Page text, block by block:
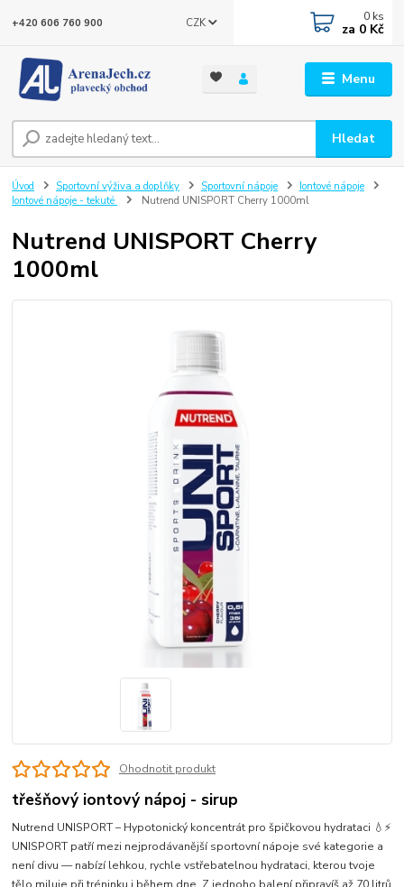
Menu
CZK
Hledat
+420 606 760 900 0 ks
za 0 Kč
Úvod Sportovní výživa a doplňky Sportovní nápoje
Iontové nápoje
Iontové nápoje - tekuté
Nutrend UNISPORT Cherry 1000ml
Nutrend UNISPORT Cherry
1000ml
Ohodnotit produkt
třešňový iontový nápoj - sirup
Nutrend UNISPORT – Hypotonický koncentrát pro špičkovou hydrataci 💧⚡
UNISPORT patří mezi nejprodávanější sportovní nápoje své kategorie a
není divu — nabízí lehkou, rychle vstřebatelnou hydrataci, kterou tvoje